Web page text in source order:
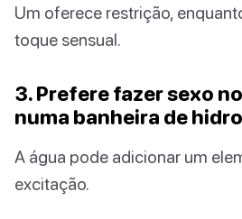
Um oferece restrição,
toque sensual.
3. Prefere fazer sexo
numa banheira de
A água pode adicionar um
excitação.